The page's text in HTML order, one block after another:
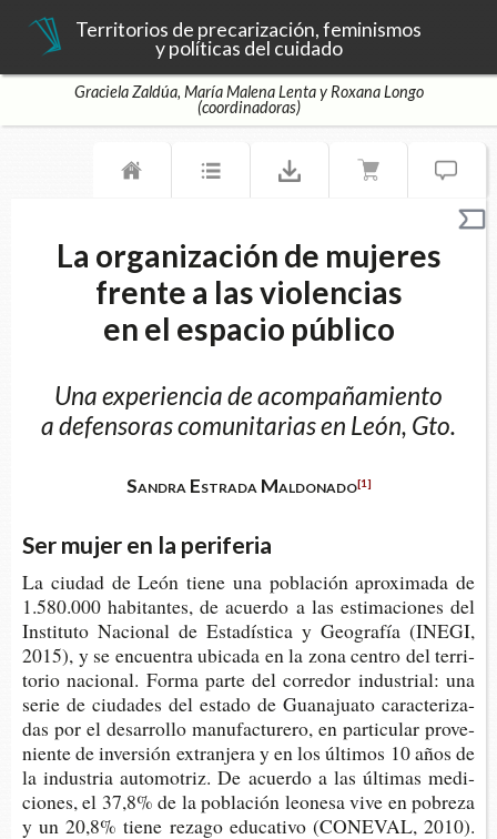
Territorios de precarización, feminismos
y políticas del cuidado
Graciela Zaldúa, María Malena Lenta y Roxana Longo
(coordinadoras)
La organización de mujeres
frente a las violencias
en el espacio público
Una experiencia de acompañamiento
a defensoras comunitarias en León, Gto.
Sandra Estrada Maldonado[1]
Ser mujer en la periferia
La ciu­dad de León tiene una pobla­ción apro­xi­ma­da de
1.580.000 habi­tan­tes, de acuer­do a las esti­ma­cio­nes del
Ins­ti­tu­to Nacio­nal de Esta­dís­ti­ca y Geo­gra­fía (INEGI,
2015), y se encuen­tra ubi­ca­da en la zona cen­tro del terri­
to­rio nacio­nal. Forma parte del corre­dor indus­trial: una
serie de ciu­da­des del esta­do de Gua­na­jua­to carac­te­ri­za­
das por el desa­rro­llo manu­fac­tu­re­ro, en par­ti­cu­lar pro­ve­
nien­te de inver­sión extran­je­ra y en los últi­mos 10 años de
la indus­tria auto­mo­triz. De acuer­do a las últi­mas medi­
cio­nes, el 37,8% de la pobla­ción leo­ne­sa vive en pobre­za
y un 20,8% tiene reza­go edu­ca­ti­vo (CONE­VAL, 2010).